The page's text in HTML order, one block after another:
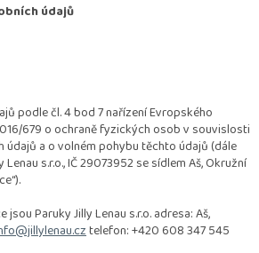
údajů
podle čl. 4 bod 7 nařízení Evropského
679 o ochraně fyzických osob v souvislosti
údajů a o volném pohybu těchto údajů (dále
Lenau s.r.o., IČ 29073952 se sídlem Aš, Okružní
“).
Paruky Jilly Lenau s.r.o. adresa: Aš,
telefon: +420 608 347 545